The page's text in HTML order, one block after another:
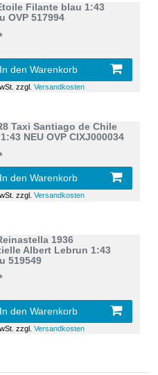
Filante blau 1:43
OVP 517994
In den Warenkorb
zzgl.Versandkosten
Taxi Santiago de Chile
NEU OVP CIXJ000034
In den Warenkorb
zzgl.Versandkosten
1936
Albert Lebrun 1:43
519549
In den Warenkorb
zzgl.Versandkosten